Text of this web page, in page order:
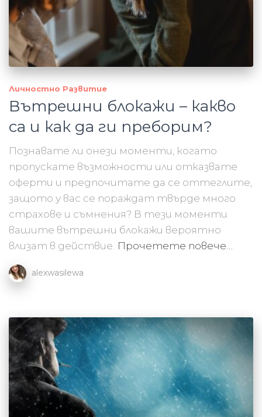
Личностно Развитие
Вътрешни блокажи – какво
са и как да ги преборим?
Познавате ли онези моменти, когато
пропускате възможности или отказвате
оферти и предпочитате да се оттеглите,
защото у вас се пораждат твърде много
страхове и съмнения? В тези моменти
вашите вътрешни блокажи вероятно
влизат в действие. Прочетете повече…
alexwasilewa